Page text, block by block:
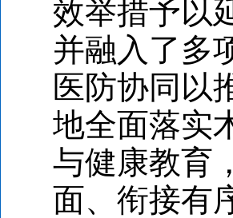
效举措予以
并融入了多
医防协同以
地全面落实
与健康教育
面、衔接有